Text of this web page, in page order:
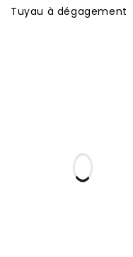
Tuyau à dégagement